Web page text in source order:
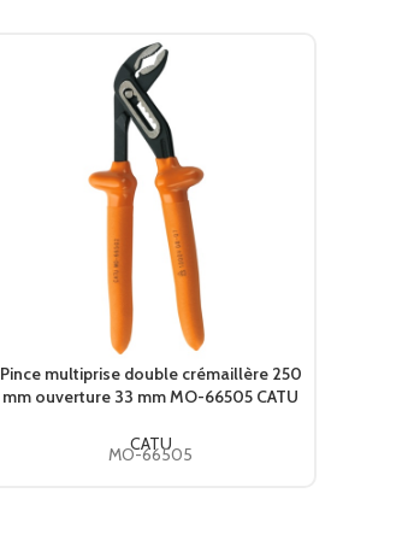
Pince multiprise double crémaillère 250
mm ouverture 33 mm MO-66505 CATU
CATU
MO-66505